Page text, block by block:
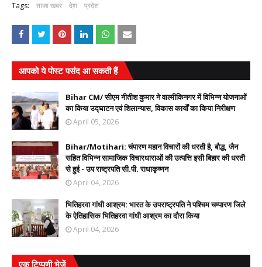
Tags: ताजा खबर देश प्रदेश
आपको ये पोस्ट पसंद आ सकती हैं
Bihar CM/ सीएम नीतीश कुमार ने वाल्मीकिनगर में विभिन्न योजनाओं
का किया उद्घाटन एवं शिलान्यास, विकास कार्यों का किया निरीक्षण
April 05, 2026
Bihar/Motihari: चंपारण महान विचारों की धरती है, बौद्ध, जैन
सहित विभिन्न सामाजिक विचारधाराओं की उत्पत्ति इसी बिहार की धरती
से हुई - उप राष्ट्रपति सी.पी. राधाकृष्णन
April 04, 2026
भितिहरवा गांधी आश्रम: भारत के उपराष्ट्रपति ने पश्चिम चम्पारण जिले
के ऐतिहासिक भितिहरवा गांधी आश्रम का दौरा किया
April 04, 2026
एक टिप्पणी भेजें